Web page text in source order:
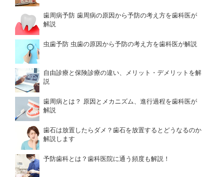
歯周病予防 歯周病の原因から予防の考え方を歯科医が
解説
虫歯予防 虫歯の原因から予防の考え方を歯科医が解説
自由診療と保険診療の違い、メリット・デメリットを解
説
歯周病とは？ 原因とメカニズム、進行過程を歯科医が
解説
歯石は放置したらダメ？歯石を放置するとどうなるのか
解説します
予防歯科とは？歯科医院に通う頻度も解説！